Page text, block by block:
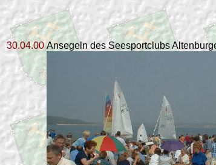
30.04.00 Ansegeln des Seesportclubs